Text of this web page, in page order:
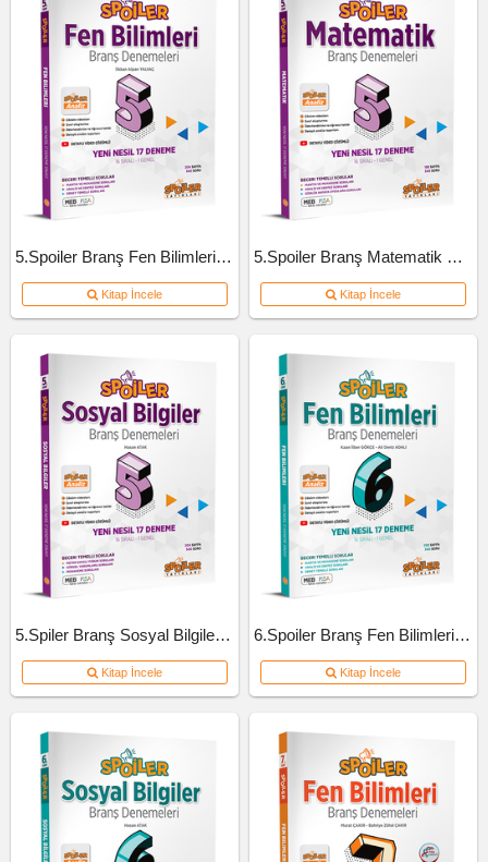
5.Spoiler Branş Fen Bilimleri Deneme
Kitap İncele
5.Spoiler Branş Matematik Deneme
Kitap İncele
5.Spiler Branş Sosyal Bilgiler Deneme
Kitap İncele
6.Spoiler Branş Fen Bilimleri Deneme
Kitap İncele